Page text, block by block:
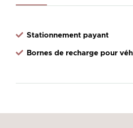
Stationnement payant
Bornes de recharge pour